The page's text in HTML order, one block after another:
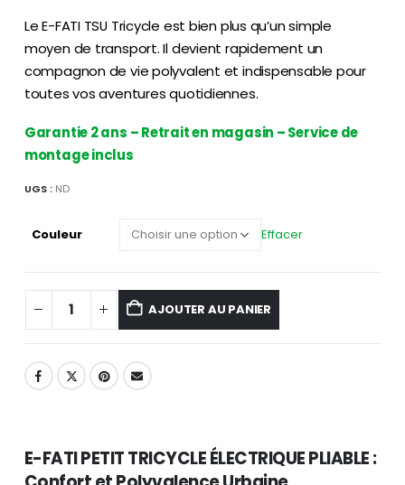
Le E-FATI TSU Tricycle est bien plus qu’un simple
moyen de transport. Il devient rapidement un
compagnon de vie polyvalent et indispensable pour
toutes vos aventures quotidiennes.
Garantie 2 ans – Retrait en magasin – Service de
montage inclus
UGS : ND
Couleur Effacer
AJOUTER AU PANIER
E-FATI PETIT TRICYCLE ÉLECTRIQUE PLIABLE :